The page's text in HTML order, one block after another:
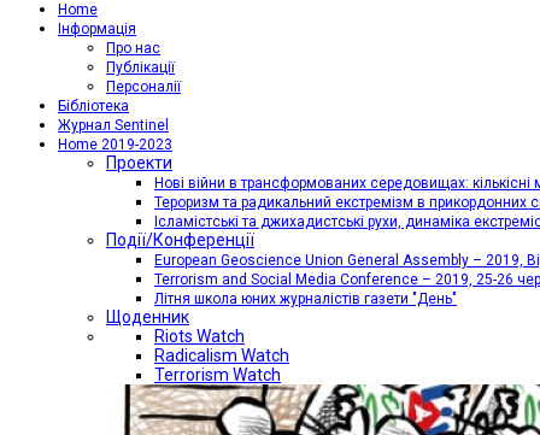
Home
Iнформація
Про нас
Публікації
Персоналії
Бібліотека
Журнал Sentinel
Home 2019-2023
Проекти
Нові війни в трансформованих середовищах: кількісні
Тероризм та радикальний екстремізм в прикордонних
Ісламістські та джихадистські рухи, динаміка
Події/Конференції
European Geoscience Union General Assembly – 2019,
Terrorism and Social Media Conference – 2019, 25-26
Літня школа юних журналістів газети "День"
Щоденник
Riots Watch
Radicalism Watch
Terrorism Watch